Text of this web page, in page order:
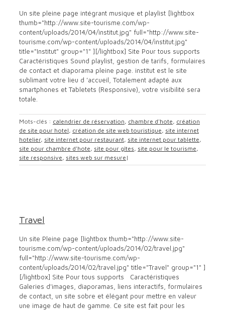
Un site pleine page intégrant musique et playlist [lightbox
thumb="http://www.site-tourisme.com/wp-
content/uploads/2014/04/institut.jpg" full="http://www.site-
tourisme.com/wp-content/uploads/2014/04/institut.jpg"
title="Institut" group="1" ][/lightbox] Site Pour tous supports
Caractéristiques Sound playlist, gestion de tarifs, formulaires
de contact et diaporama pleine page. institut est le site
sublimant votre lieu d 'accueil, Totalement adapté aux
smartphones et Tabletets (Responsive), votre visibilité sera
totale.
Mots-clés : calendrier de réservation, chambre d'hote, création
de site pour hotel, création de site web touristique, site internet
hotelier, site internet pour restaurant, site internet pour tablette,
site pour chambre d'hote, site pour gîtes, site pour le tourisme,
site responsive, sites web sur mesure |
chambre hotes
Travel
Un site Pleine page [lightbox thumb="http://www.site-
tourisme.com/wp-content/uploads/2014/02/travel.jpg"
full="http://www.site-tourisme.com/wp-
content/uploads/2014/02/travel.jpg" title="Travel" group="1" ]
[/lightbox] Site Pour tous supports Caractéristiques
Galeries d'images, diaporamas, liens interactifs, formulaires
de contact, un site sobre et élégant pour mettre en valeur
une image de haut de gamme. Ce site est fait pour les